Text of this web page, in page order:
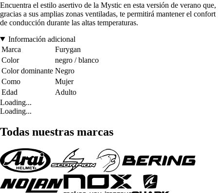
Encuentra el estilo asertivo de la Mystic en esta versión de verano que,
gracias a sus amplias zonas ventiladas, te permitirá mantener el confort
de conducción durante las altas temperaturas.
Información adicional
Marca
Furygan
Color
negro / blanco
Color dominante Negro
Como
Mujer
Edad
Adulto
Loading...
Loading...
Todas nuestras marcas